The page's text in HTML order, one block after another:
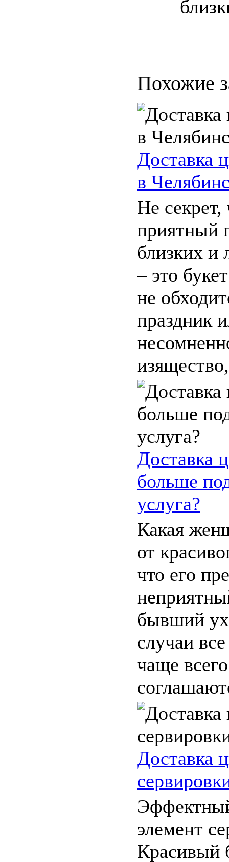
Похожие
Доставка
в
Не
приятный
близких
– это
не
праздник
Доставка
больше
услуга?
Какая
от
что его
бывший
случаи
чаще
Доставка
элемент
Красивый